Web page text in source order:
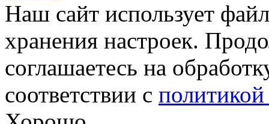
Наш сайт использует
хранения настроек.
соглашаетесь на
соответствии с